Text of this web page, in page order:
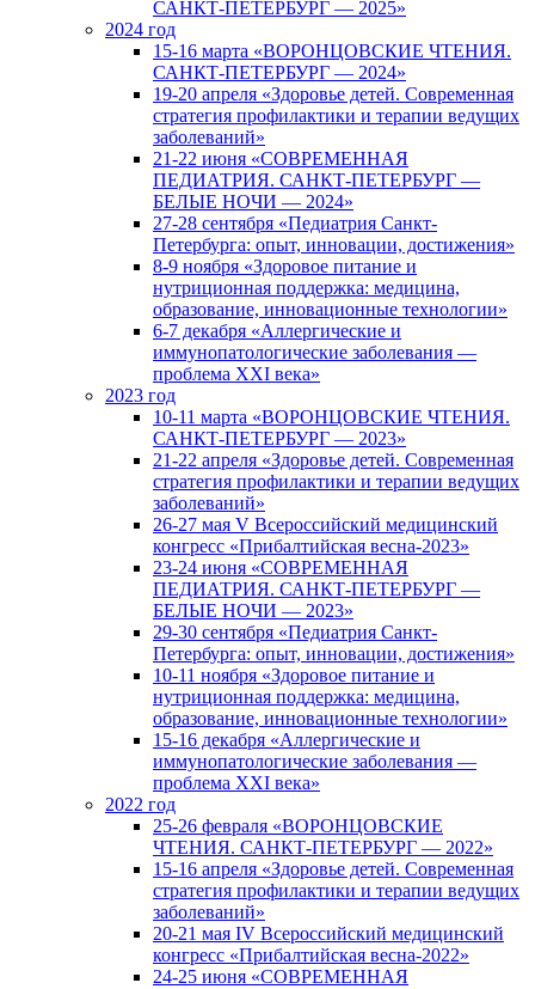
САНКТ-ПЕТЕРБУРГ — 2025»
2024 год
15-16 марта «ВОРОНЦОВСКИЕ ЧТЕНИЯ.
САНКТ-ПЕТЕРБУРГ — 2024»
19-20 апреля «Здоровье детей. Современная
стратегия профилактики и терапии ведущих
заболеваний»
21-22 июня «СОВРЕМЕННАЯ
ПЕДИАТРИЯ. САНКТ-ПЕТЕРБУРГ —
БЕЛЫЕ НОЧИ — 2024»
27-28 сентября «Педиатрия Санкт-
Петербурга: опыт, инновации, достижения»
8-9 ноября «Здоровое питание и
нутриционная поддержка: медицина,
образование, инновационные технологии»
6-7 декабря «Аллергические и
иммунопатологические заболевания —
проблема XXI века»
2023 год
10-11 марта «ВОРОНЦОВСКИЕ ЧТЕНИЯ.
САНКТ-ПЕТЕРБУРГ — 2023»
21-22 апреля «Здоровье детей. Современная
стратегия профилактики и терапии ведущих
заболеваний»
26-27 мая V Всероссийский медицинский
конгресс «Прибалтийская весна-2023»
23-24 июня «СОВРЕМЕННАЯ
ПЕДИАТРИЯ. САНКТ-ПЕТЕРБУРГ —
БЕЛЫЕ НОЧИ — 2023»
29-30 сентября «Педиатрия Санкт-
Петербурга: опыт, инновации, достижения»
10-11 ноября «Здоровое питание и
нутриционная поддержка: медицина,
образование, инновационные технологии»
15-16 декабря «Аллергические и
иммунопатологические заболевания —
проблема XXI века»
2022 год
25-26 февраля «ВОРОНЦОВСКИЕ
ЧТЕНИЯ. САНКТ-ПЕТЕРБУРГ — 2022»
15-16 апреля «Здоровье детей. Современная
стратегия профилактики и терапии ведущих
заболеваний»
20-21 мая IV Всероссийский медицинский
конгресс «Прибалтийская весна-2022»
24-25 июня «СОВРЕМЕННАЯ